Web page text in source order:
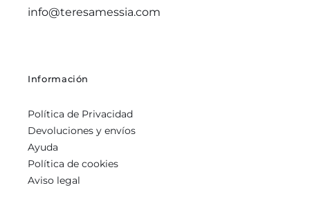
info@teresamessia.com
Información
Política de Privacidad
Devoluciones y envíos
Ayuda
Política de cookies
Aviso legal